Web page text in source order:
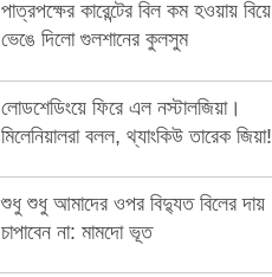
পাত্রপক্ষের কারেন্টের বিল কম হওয়ায় বিয়ে
ভেঙে দিলো গুলশানের কুলসুম
লোডশেডিংয়ে ফিরে এল নস্টালজিয়া।
মিলেনিয়ালরা বলল, থ্যাংকিউ তারেক জিয়া!
শুধু শুধু আমাদের ওপর বিদ্যুত বিলের দায়
চাপাবেন না: মামদো ভূত